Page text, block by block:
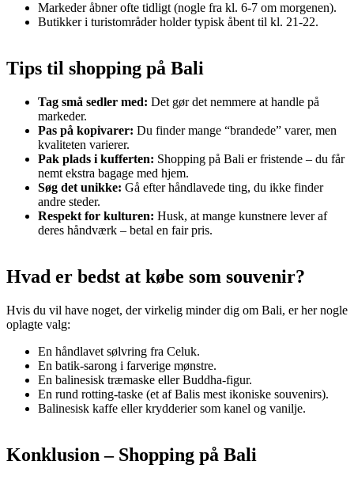
Markeder åbner ofte tidligt (nogle fra kl. 6-7 om morgenen).
Butikker i turistområder holder typisk åbent til kl. 21-22.
Tips til shopping på Bali
Tag små sedler med: Det gør det nemmere at handle på
markeder.
Pas på kopivarer: Du finder mange “brandede” varer, men
kvaliteten varierer.
Pak plads i kufferten: Shopping på Bali er fristende – du får
nemt ekstra bagage med hjem.
Søg det unikke: Gå efter håndlavede ting, du ikke finder
andre steder.
Respekt for kulturen: Husk, at mange kunstnere lever af
deres håndværk – betal en fair pris.
Hvad er bedst at købe som souvenir?
Hvis du vil have noget, der virkelig minder dig om Bali, er her nogle
oplagte valg:
En håndlavet sølvring fra Celuk.
En batik-sarong i farverige mønstre.
En balinesisk træmaske eller Buddha-figur.
En rund rotting-taske (et af Balis mest ikoniske souvenirs).
Balinesisk kaffe eller krydderier som kanel og vanilje.
Konklusion – Shopping på Bali